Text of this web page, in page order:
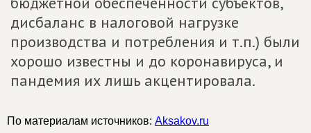
дисбаланс в налоговой нагрузке
производства и потребления и т.п.) были
хорошо известны и до коронавируса, и
пандемия их лишь акцентировала.
По материалам источников: Aksakov.ru